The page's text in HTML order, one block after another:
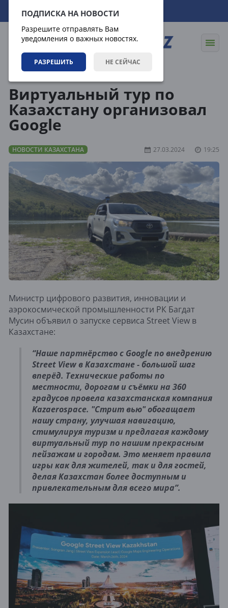
ПОДПИСКА НА НОВОСТИ
Разрешите отправлять Вам
уведомления о важных новостях.
РАЗРЕШИТЬ НЕ СЕЙЧАС
08.08.2026 08:13:20
Виртуальный тур по
Казахстану организовал
Google
НОВОСТИ КАЗАХСТАНА 27.03.2024 19:25
Министр цифрового развития, инновации и
аэрокосмической промышленности РК Багдат
Мусин объявил о запуске сервиса Street View в
Казахстане:
“Наше партнёрство с Google по внедрению
Street View в Казахстане - большой шаг
вперёд. Технические работы по
местности, дорогам и съёмки на 360
градусов провела казахстанская компания
Kazaerospace. "Стрит вью" обогащает
нашу страну, улучшая навигацию,
стимулируя туризм и предлагая каждому
виртуальный тур по нашим прекрасным
пейзажам и городам. Это меняет правила
игры как для жителей, так и для гостей,
делая Казахстан более доступным и
привлекательным для всего мира”.